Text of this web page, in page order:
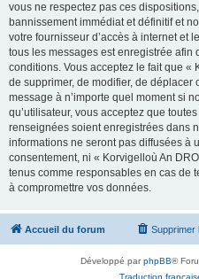
vous ne respectez pas ces
bannissement immédiat et définitif et
votre fournisseur d’accès à internet et
tous les messages est enregistrée afin
conditions. Vous acceptez le fait que «
de supprimer, de modifier, de déplacer
message à n’importe quel moment si
qu’utilisateur, vous acceptez que
renseignées soient enregistrées dans
informations ne seront pas diffusées à
consentement, ni « Korvigelloù An
tenus comme responsables en cas de
à compromettre vos données.
Accueil du forum Supprimer
Développé parphpBB®
Traduction